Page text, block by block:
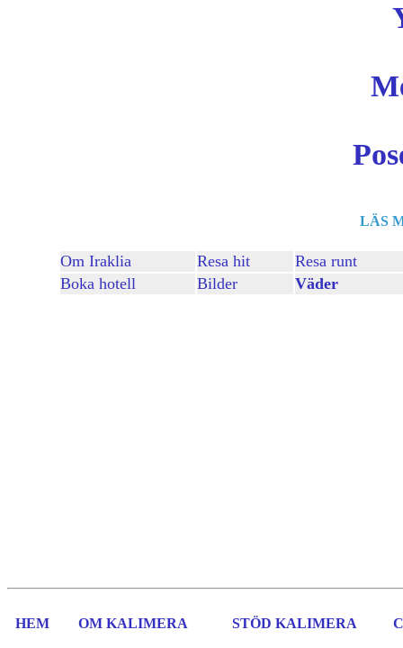
LÄS
Om Iraklia Resa hit
Resa runt
Boka hotell
Bilder Väder
HEM OM KALIMERA STÖD KALIMERA